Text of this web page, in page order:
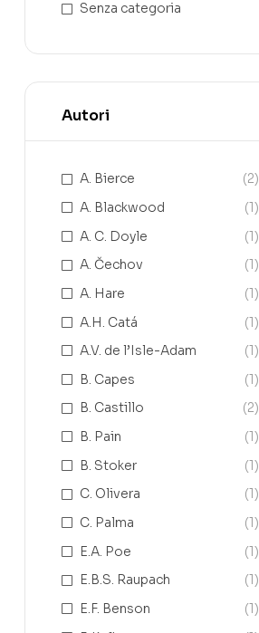
Senza categoria
Autori
A. Bierce
(2)
A. Blackwood
(1)
A. C. Doyle
(1)
A. Čechov
(1)
A. Hare
(1)
A.H. Catá
(1)
A.V. de l’Isle-Adam
(1)
B. Capes
(1)
B. Castillo
(2)
B. Pain
(1)
B. Stoker
(1)
C. Olivera
(1)
C. Palma
(1)
E.A. Poe
(1)
E.B.S. Raupach
(1)
E.F. Benson
(1)